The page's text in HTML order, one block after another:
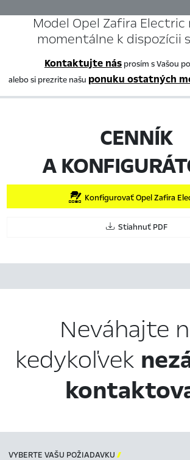
Model Opel Zafira Electric
momentálne k dispozícii
Kontaktujte nás prosím s Vašou
alebo si prezrite našu ponuku ostatných
CENNÍK
A
Konfigurovať Opel Zafira
Stiahnuť PDF
Neváhajte
kedykoľvek
VYBERTE VAŠU POŽIADAVKU 